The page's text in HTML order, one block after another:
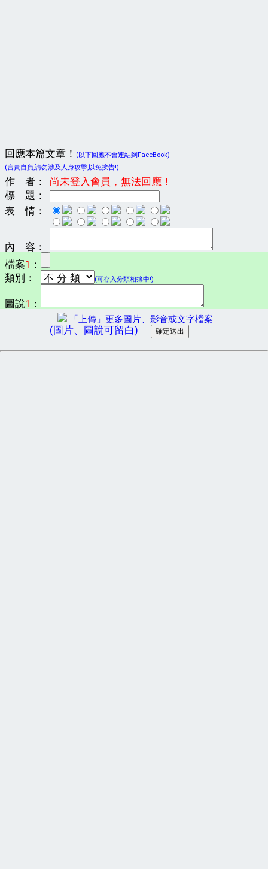
回應本篇文章！
(以下回應不會連結到FaceBook)
(言責自負,請勿涉及人身攻擊,以免挨告!)
作 者：
尚未登入會員，無法回應！
標 題：
表 情：
內 容：
檔案1 ：
類別：
(可存入分類相簿中!)
圖說1 ：
「上傳」更多圖片、影音或文字檔案
(圖片、圖說可留白)